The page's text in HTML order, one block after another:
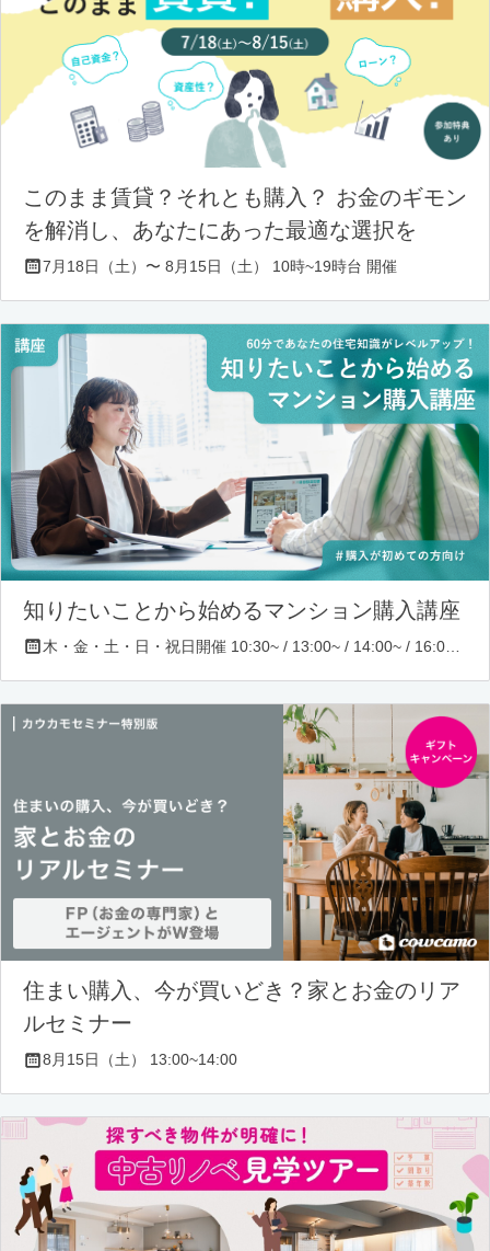
このまま賃貸？それとも購入？ お金のギモン
を解消し、あなたにあった最適な選択を
7月18日（土）〜 8月15日（土） 10時~19時台 開催
知りたいことから始めるマンション購入講座
住まい購入、今が買いどき？家とお金のリア
ルセミナー
8月15日（土） 13:00~14:00